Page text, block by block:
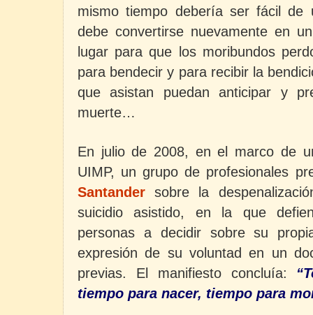
mismo tiempo debería ser fácil de
debe convertirse nuevamente en
lugar para que los moribundos
para bendecir y para recibir la
que asistan puedan anticipar y
muerte…
En julio de 2008, en el marco de
UIMP, un grupo de profesionales
Santander sobre la
suicidio asistido, en la que
personas a decidir sobre su
expresión de su voluntad en un
previas. El manifiesto concluía:
tiempo para nacer, tiempo para